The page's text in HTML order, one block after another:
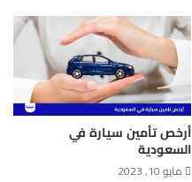
أرخص تأمين سيارة في
السعودية
مايو 10, 2023